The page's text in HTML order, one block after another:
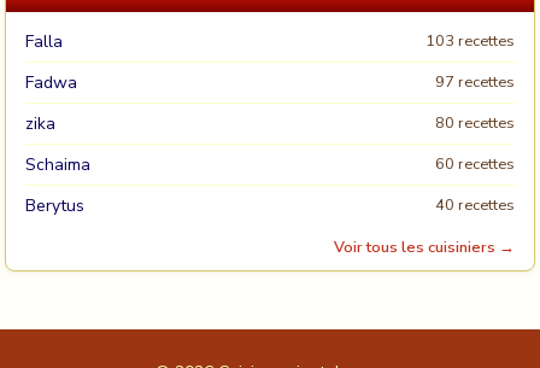
Falla 103 recettes
Fadwa 97 recettes
zika 80 recettes
Schaima 60 recettes
Berytus
40 recettes
Voir tous les cuisiniers →